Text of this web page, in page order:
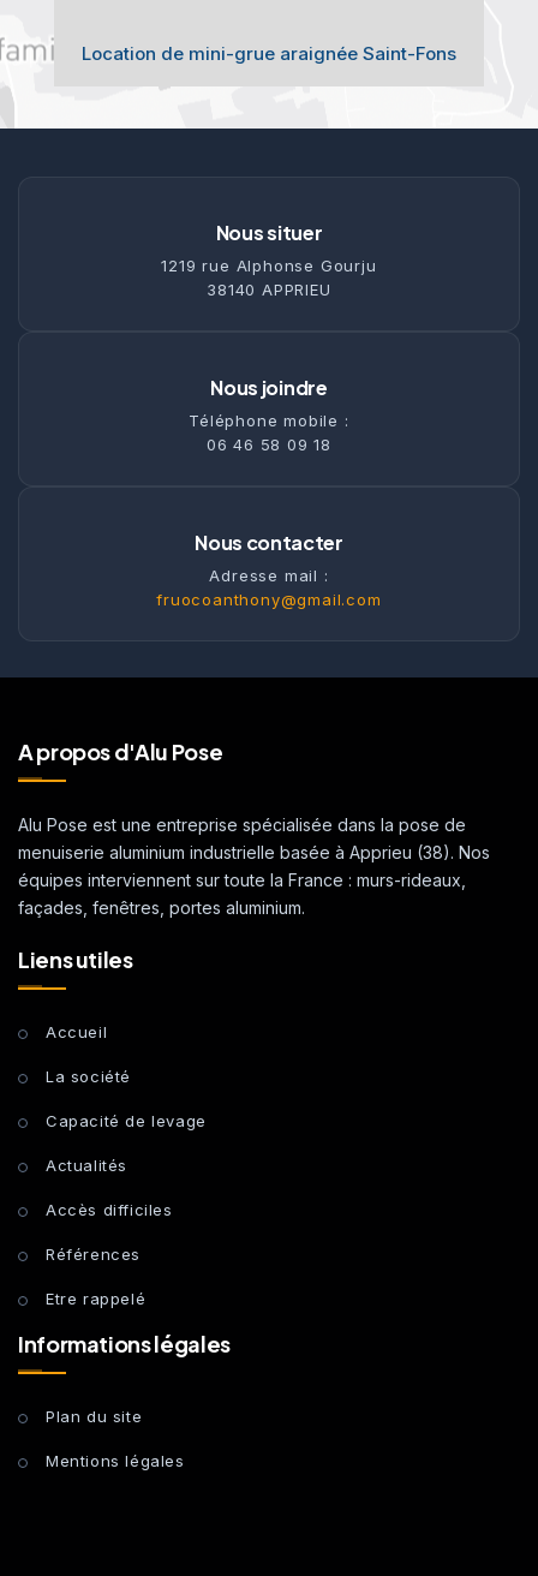
Location de mini-grue araignée Saint-Fons
Nous situer
1219 rue Alphonse Gourju
38140 APPRIEU
Nous joindre
Téléphone mobile :
06 46 58 09 18
Nous contacter
Adresse mail :
fruocoanthony@gmail.com
A propos d'Alu Pose
Alu Pose est une entreprise spécialisée dans la pose de
menuiserie aluminium industrielle basée à Apprieu (38). Nos
équipes interviennent sur toute la France : murs-rideaux,
façades, fenêtres, portes aluminium.
Liens utiles
Accueil
La société
Capacité de levage
Actualités
Accès difficiles
Références
Etre rappelé
Informations légales
Plan du site
Mentions légales